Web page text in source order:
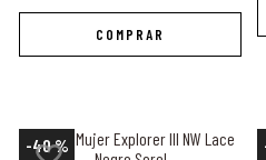
-40 %
botas mujer sorel